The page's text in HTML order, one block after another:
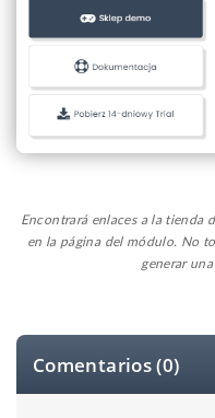
Encontrará enlaces a la tienda
en la página del módulo. No
generar
Comentarios (0)